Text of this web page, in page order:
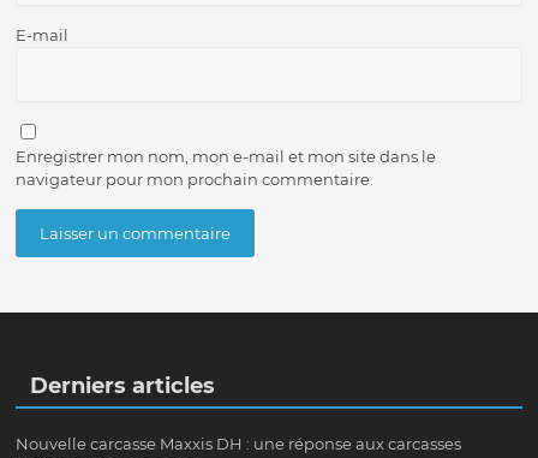
E-mail
Enregistrer mon nom, mon e-mail et mon site dans le
navigateur pour mon prochain commentaire.
Derniers articles
Nouvelle carcasse Maxxis DH : une réponse aux carcasses